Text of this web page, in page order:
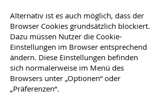
Alternativ ist es auch möglich, dass der
Browser Cookies grundsätzlich blockiert.
Dazu müssen Nutzer die Cookie-
Einstellungen im Browser entsprechend
ändern. Diese Einstellungen befinden
sich normalerweise im Menü des
Browsers unter „Optionen“ oder
„Präferenzen“.